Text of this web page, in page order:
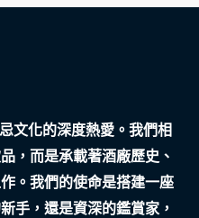
化的深度熱愛。我們相
，而是承載著酒廠歷史、
。我們的使命是搭建一座
手，還是資深的鑑賞家，